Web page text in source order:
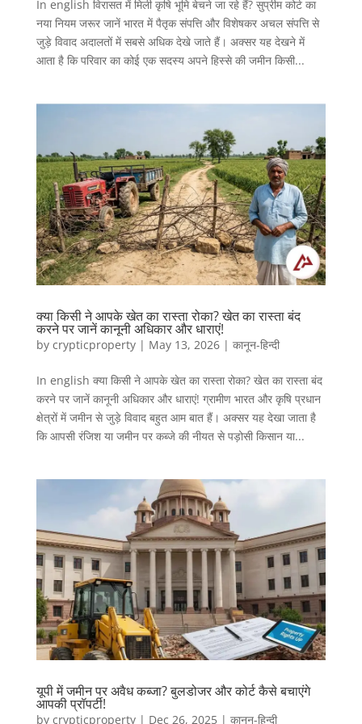
In english विरासत में मिली कृषि भूमि बेचने जा रहे हैं? सुप्रीम कोर्ट का
नया नियम जरूर जानें भारत में पैतृक संपत्ति और विशेषकर अचल संपत्ति से
जुड़े विवाद अदालतों में सबसे अधिक देखे जाते हैं। अक्सर यह देखने में
आता है कि परिवार का कोई एक सदस्य अपने हिस्से की जमीन किसी...
क्या किसी ने आपके खेत का रास्ता रोका? खेत का रास्ता बंद
करने पर जानें कानूनी अधिकार और धाराएं!
by crypticproperty| May 13, 2026| कानून-हिन्दी
In english क्या किसी ने आपके खेत का रास्ता रोका? खेत का रास्ता बंद
करने पर जानें कानूनी अधिकार और धाराएं! ग्रामीण भारत और कृषि प्रधान
क्षेत्रों में जमीन से जुड़े विवाद बहुत आम बात हैं। अक्सर यह देखा जाता है
कि आपसी रंजिश या जमीन पर कब्जे की नीयत से पड़ोसी किसान या...
यूपी में जमीन पर अवैध कब्जा? बुलडोजर और कोर्ट कैसे बचाएंगे
आपकी प्रॉपर्टी!
by crypticproperty| Dec 26, 2025| कानून-हिन्दी